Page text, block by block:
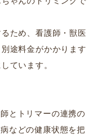
ため、看護師・獣医
途料金がかかります
ています。
とトリマーの連携の
などの健康状態を把